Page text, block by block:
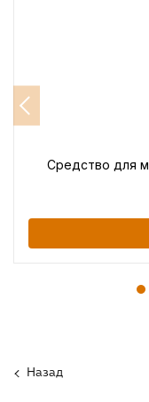
Средство для
Назад